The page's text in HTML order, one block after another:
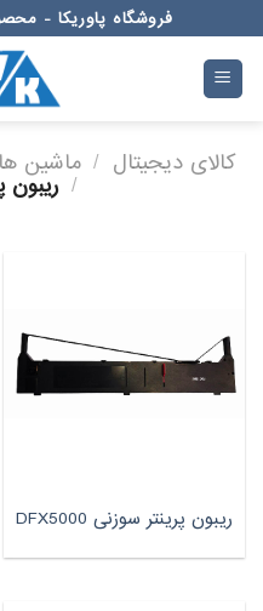
to
content
فروشگاه پاوریکا -
کالای دیجیتال / ماشین
/ ریبون
ریبون پرینتر سوزنی DFX5000